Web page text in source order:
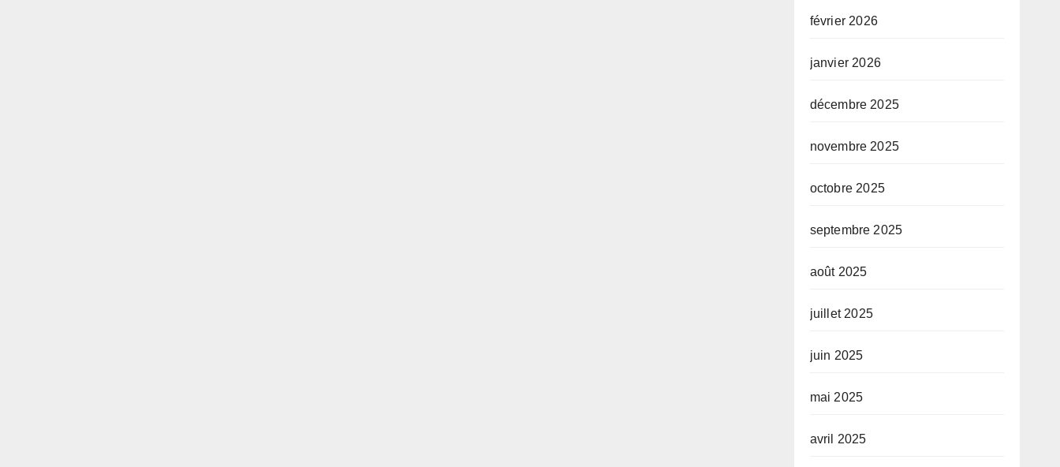
février 2026
janvier 2026
décembre 2025
novembre 2025
octobre 2025
septembre 2025
août 2025
juillet 2025
juin 2025
mai 2025
avril 2025